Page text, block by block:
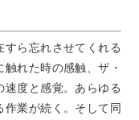
ら忘れさせてくれる
れた時の感触、ザ・
度と感覚。あらゆる
業が続く。そして同